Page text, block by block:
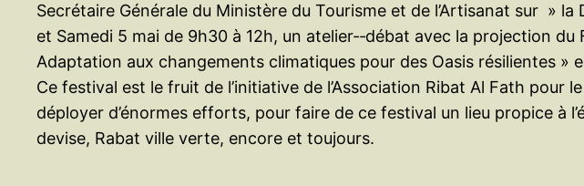
Secrétaire Générale du Ministère du Tourisme et de l’Artisanat sur »
et Samedi 5 mai de 9h30 à 12h, un atelier-­‐débat avec la projection
Adaptation aux changements climatiques pour des Oasis résilientes »
Ce festival est le fruit de l’initiative de l’Association Ribat Al Fath pour
déployer d’énormes efforts, pour faire de ce festival un lieu propice à
devise, Rabat ville verte, encore et toujours.